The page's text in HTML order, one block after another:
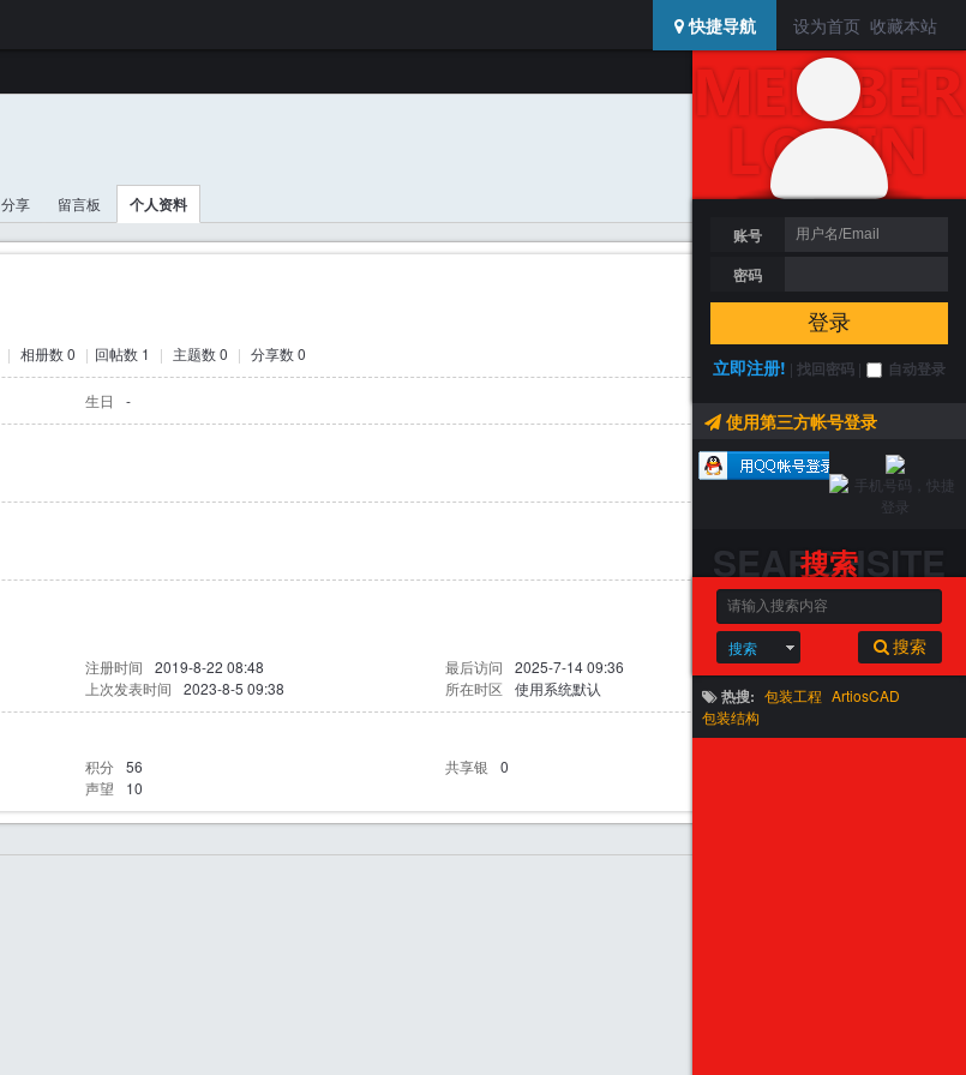
设为首页 收藏本站
快捷导航
登陆 / 注册
搜索
USERCENTER
账号
密码
登录
立即注册! |找回密码 | 自动登录
使用第三方帐号登录
SEARCHSITE
搜索
搜索 搜索
热搜: 包装工程 ArtiosCAD
包装结构
加为好友
发送消息
分享 留言板 个人资料
| 相册数 0 | 回帖数 1 | 主题数 0 | 分享数 0
生日 -
注册时间 2019-8-22 08:48 最后访问
2025-7-14 09:36
上次发表时间 2023-8-5 09:38 所在时区 使用系统默认
积分 56 共享银
0
声望 10